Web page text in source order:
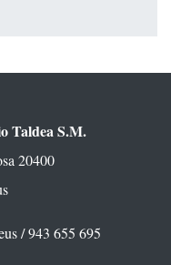
Taldea S.M.
20400
/ 943 655 695